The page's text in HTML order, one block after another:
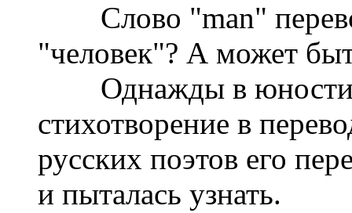
Слово "man"
"человек"? А может
Однажды в юности
стихотворение в
русских поэтов его
и пыталась узнать.